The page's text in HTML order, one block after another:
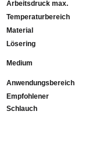
Arbeitsdruck max.
Temperaturbereich
Material
Lösering
Medium
Anwendungsbereich
Empfohlener